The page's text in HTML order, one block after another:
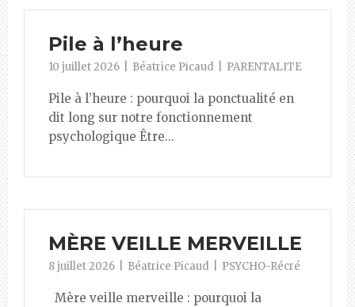
Pile à l’heure
10 juillet 2026 Béatrice Picaud PARENTALITE
Pile à l’heure : pourquoi la ponctualité en
dit long sur notre fonctionnement
psychologique Être...
MÈRE VEILLE MERVEILLE
8 juillet 2026 Béatrice Picaud PSYCHO-Récré
Mère veille merveille : pourquoi la